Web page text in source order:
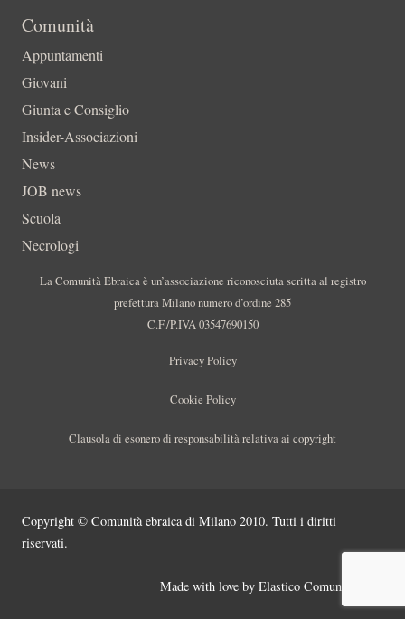
Comunità
Appuntamenti
Giovani
Giunta e Consiglio
Insider-Associazioni
News
JOB news
Scuola
Necrologi
La Comunità Ebraica è un’associazione riconosciuta scritta al registro
prefettura Milano numero d’ordine 285
C.F./P.IVA 03547690150
Privacy Policy
Cookie Policy
Clausola di esonero di responsabilità relativa ai copyright
Copyright © Comunità ebraica di Milano 2010. Tutti i diritti
riservati.
Made with love by Elastico Comunicazione